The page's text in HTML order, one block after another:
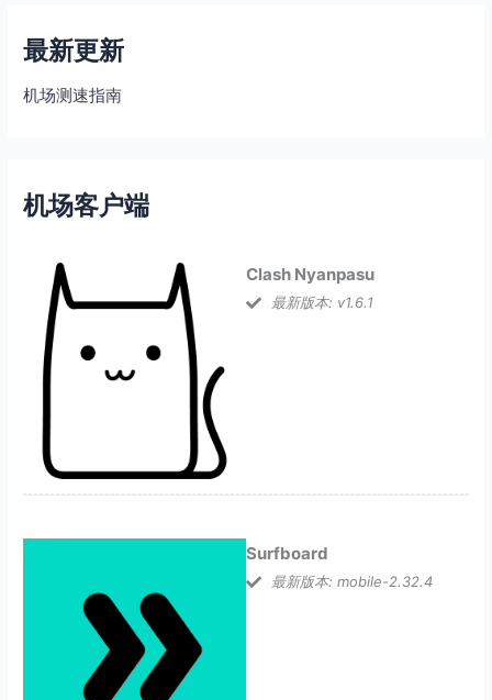
最新更新
机场测速指南
机场客户端
Clash Nyanpasu
最新版本: v1.6.1
Surfboard
最新版本: mobile-2.32.4